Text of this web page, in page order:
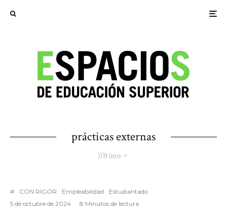
prácticas externas
Último
# CON RIGOR Empleabilidad Estudiantado ·
5 de octubre de 2024 · 8 Minutos de lectura